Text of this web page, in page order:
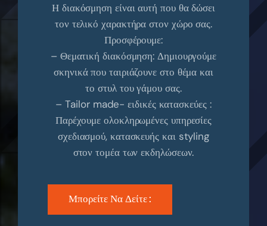
Η διακόσμηση είναι αυτή που θα δώσει
τον τελικό χαρακτήρα στον χώρο σας.
Προσφέρουμε:
– Θεματική διακόσμηση: Δημιουργούμε
σκηνικά που ταιριάζουνε στο θέμα και
το στυλ του γάμου σας.
– Tailor made- ειδικές κατασκεύες :
Παρέχουμε ολοκληρωμένες υπηρεσίες
σχεδιασμού, κατασκευής και styling
στον τομέα των εκδηλώσεων.
Μπορείτε Να Δείτε :